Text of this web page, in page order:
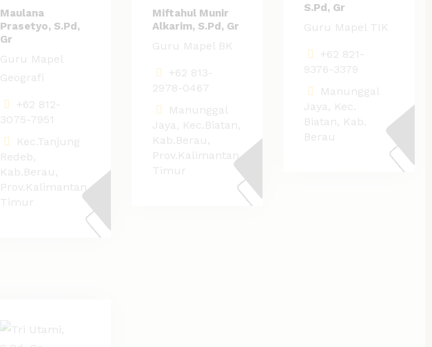
Maulana
Prasetyo, S.Pd,
Gr
Guru Mapel
Geografi
+62 812-
3075-7951
Kec.Tanjung
Redeb,
Kab.Berau,
Prov.Kalimantan
Timur
Miftahul Munir
Alkarim, S.Pd, Gr
Guru Mapel BK
+62 813-
2978-0467
Manunggal
Jaya, Kec.Biatan,
Kab.Berau,
Prov.Kalimantan
Timur
S.Pd, Gr
Guru Mapel TIK
+62 821-
9376-3379
Manunggal
Jaya, Kec.
Biatan, Kab.
Berau